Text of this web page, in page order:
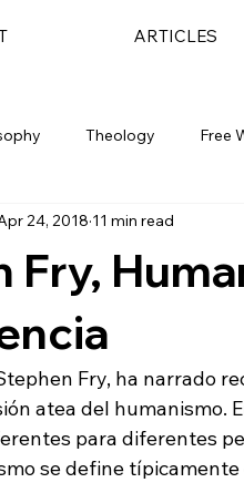
ARTICLES
Theology Free
Fry,
24, 2018 11 min read
Fry, ha narrado
atea del humanismo.
para diferentes